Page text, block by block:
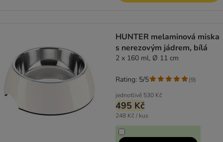
HUNTER melaminová miska
s nerezovým jádrem, bílá
2 x 160 ml, Ø 11 cm
jednotlivě 530 Kč
495 Kč
248 Kč / kus
Rating: 5/5 (9)